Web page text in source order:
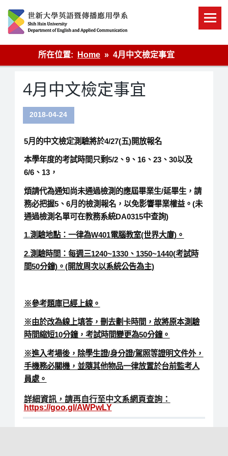
content
英語傳播
所在位置:
Home 4月中文檢定事宜
4月中文檢定事宜
2018-04-24
5月的中文檢定測驗將於4/27(五)開放報名
本學年度的考試時間只剩5/2、9、16、23、30以及
6/6、13，
煩請代為通知尚未通過檢測的應屆畢業生/延畢生，請
務必把握5、6月的檢測報名，以免影響畢業權益。(未
通過檢測名單可在教務系統DA0315中查詢)
1.測驗地點：一律為W401電腦教室(世界大廈)。
2.測驗時間：每週三1240~1330、1350~1440(考試時
間50分鐘)。(開放周次以系統公告為主)
※參考題庫已經上線。
※由於改為線上填答，刪去劃卡時間，故將原本測驗
時間縮短10分鐘， 考試時間變更為50分鐘。
※進入考場後，除學生證/身分證/駕照等證明文件外，
手機務必關機，並隨其他物品一律放置於台前監考人
員處。
詳細資訊，請再自行至中文系網頁查詢：
https://goo.gl/AWPwLY